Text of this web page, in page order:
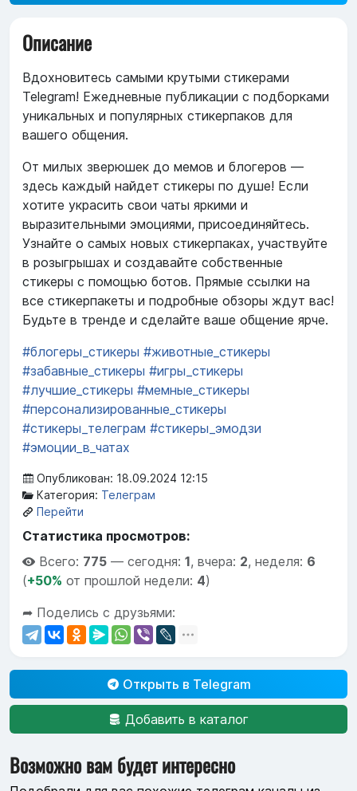
Описание
Вдохновитесь самыми крутыми стикерами
Telegram! Ежедневные публикации с подборками
уникальных и популярных стикерпаков для
вашего общения.
От милых зверюшек до мемов и блогеров —
здесь каждый найдет стикеры по душе! Если
хотите украсить свои чаты яркими и
выразительными эмоциями, присоединяйтесь.
Узнайте о самых новых стикерпаках, участвуйте
в розыгрышах и создавайте собственные
стикеры с помощью ботов. Прямые ссылки на
все стикерпакеты и подробные обзоры ждут вас!
Будьте в тренде и сделайте ваше общение ярче.
#блогеры_стикеры #животные_стикеры
#забавные_стикеры #игры_стикеры
#лучшие_стикеры #мемные_стикеры
#персонализированные_стикеры
#стикеры_телеграм #стикеры_эмодзи
#эмоции_в_чатах
Опубликован: 18.09.2024 12:15
Категория: Телеграм
Перейти
Статистика просмотров:
Всего: 775 — сегодня: 1, вчера: 2, неделя: 6
(+50% от прошлой недели: 4)
➦ Поделись с друзьями:
Открыть в Telegram
Добавить в каталог
Возможно вам будет интересно